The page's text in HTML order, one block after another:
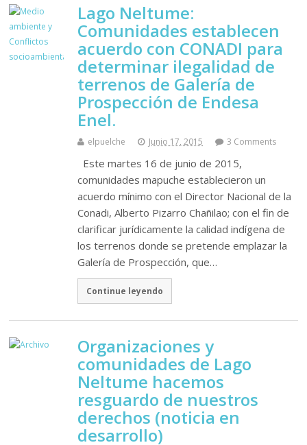
Lago Neltume:
Comunidades establecen
acuerdo con CONADI para
determinar ilegalidad de
terrenos de Galería de
Prospección de Endesa
Enel.
elpuelche Junio 17, 2015 3 Comments
Este martes 16 de junio de 2015,
comunidades mapuche establecieron un
acuerdo mínimo con el Director Nacional de la
Conadi, Alberto Pizarro Chañilao; con el fin de
clarificar jurídicamente la calidad indígena de
los terrenos donde se pretende emplazar la
Galería de Prospección, que…
Continue leyendo
Organizaciones y
comunidades de Lago
Neltume hacemos
resguardo de nuestros
derechos (noticia en
desarrollo)